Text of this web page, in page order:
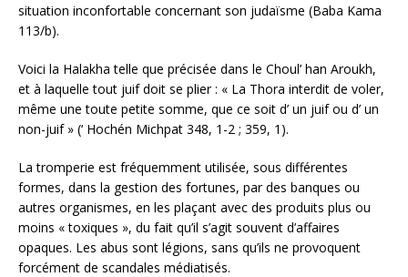
situation inconfortable concernant son judaïsme (Baba Kama
113/b).
Voici la Halakha telle que précisée dans le Choul’ han Aroukh,
et à laquelle tout juif doit se plier : « La Thora interdit de voler,
même une toute petite somme, que ce soit d’ un juif ou d’ un
non-juif » (‘ Hochén Michpat 348, 1-2 ; 359, 1).
La tromperie est fréquemment utilisée, sous différentes
formes, dans la gestion des fortunes, par des banques ou
autres organismes, en les plaçant avec des produits plus ou
moins « toxiques », du fait qu’il s’agit souvent d’affaires
opaques. Les abus sont légions, sans qu’ils ne provoquent
forcément de scandales médiatisés.